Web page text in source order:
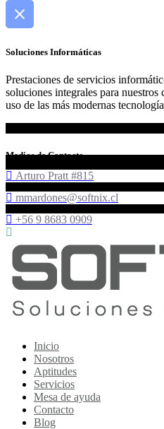
Soluciones Informáticas
Prestaciones de servicios
soluciones integrales para
uso de las más modernas
Medios de Contacto
Arturo Pratt #815
mmardones@softnix.cl
+56 9 8683 0909
Inicio
Nosotros
Aptitudes
Servicios
Mesa de ayuda
Contacto
Blog